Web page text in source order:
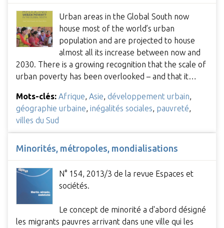
Urban areas in the Global South now
house most of the world’s urban
population and are projected to house
almost all its increase between now and
2030. There is a growing recognition that the scale of
urban poverty has been overlooked – and that it…
Mots-clés: Afrique Asie développement urbain
géographie urbaine inégalités sociales pauvreté
villes du Sud
Minorités, métropoles, mondialisations
N° 154, 2013/3 de la revue Espaces et
sociétés.
Le concept de minorité a d'abord désigné
les migrants pauvres arrivant dans une ville qui les